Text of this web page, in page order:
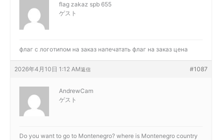
flag zakaz spb 655
ゲスト
флаг с логотипом на заказ напечатать флаг на заказ цена
2026年4月10日 1:12 AM #1087
返信
AndrewCam
ゲスト
Do you want to go to Montenegro? where is Montenegro country